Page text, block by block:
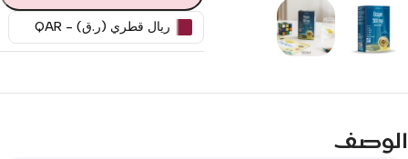
ريال قطري (ر.ق) - QAR
الوصف